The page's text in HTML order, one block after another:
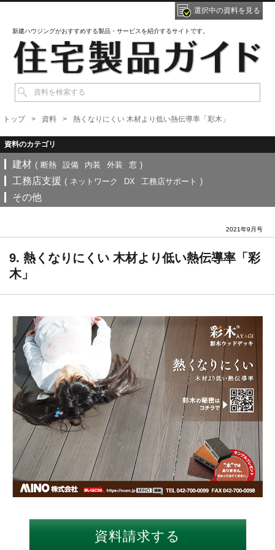
新建ハウジングがおすすめする製品・サービスを紹介するサイトです。
選択中の資料を見る
トップ 資料 熱くなりにくい 木材より低い熱伝導率「彩木」
建材 ( 断熱 設備 内装 外装 窓 )
工務店支援 ( ネットワーク DX 工務店サポート )
その他
2021年9月号
9. 熱くなりにくい 木材より低い熱伝導率「彩
木」